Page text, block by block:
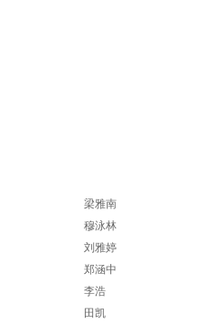
梁雅南
穆泳林
刘雅婷
郑涵中
李浩
田凯